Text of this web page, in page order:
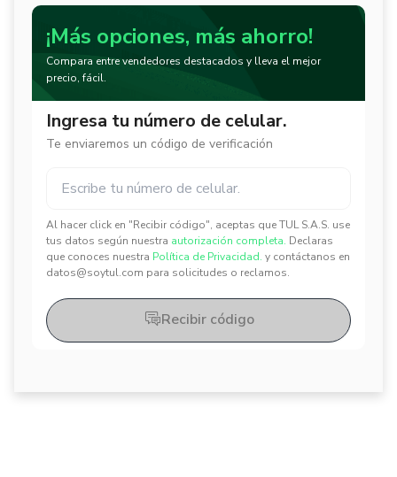
¡Más opciones, más ahorro!
Compara entre vendedores destacados y lleva el mejor
precio, fácil.
Ingresa tu número de celular.
Te enviaremos un código de verificación
Al hacer click en "Recibir código", aceptas que TUL S.A.S. use
tus datos según nuestra autorización completa. Declaras
que conoces nuestra Política de Privacidad. y contáctanos en
datos@soytul.com para solicitudes o reclamos.
✕
✕
Recibir código